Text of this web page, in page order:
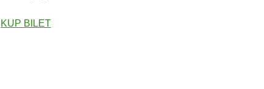
KUP BILET